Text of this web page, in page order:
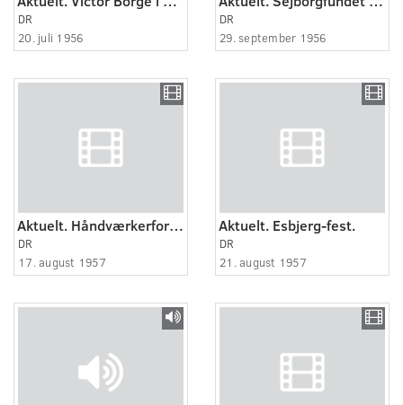
DR
20. juli 1956
DR
29. september 1956
Aktuelt. Håndværkerforeningsjubilæum Esbjerg.
DR
17. august 1957
Aktuelt. Esbjerg-fest.
DR
21. august 1957